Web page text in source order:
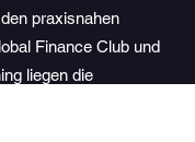
praxisnahen
Finance Club und
liegen die